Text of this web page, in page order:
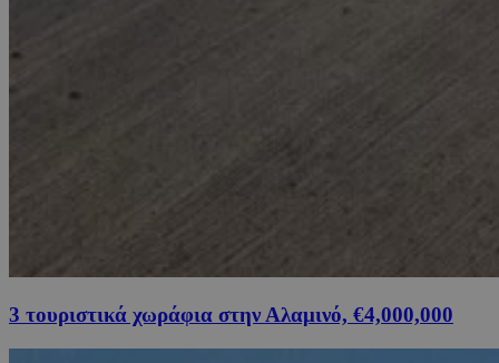
3 τουριστικά χωράφια στην Αλαμινό, €4,000,000